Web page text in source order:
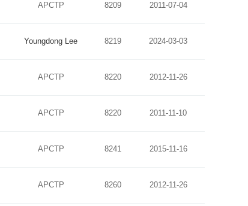
APCTP 8209 2011-07-04
Youngdong Lee 8219 2024-03-03
APCTP 8220 2012-11-26
APCTP 8220 2011-11-10
APCTP 8241 2015-11-16
APCTP 8260 2012-11-26